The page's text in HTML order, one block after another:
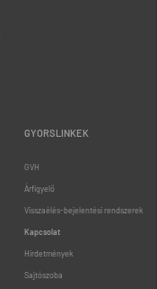
GYORSLINKEK
GVH
Árfigyelő
Visszaélés-bejelentési rendszerek
Kapcsolat
Hirdetmények
Sajtószoba